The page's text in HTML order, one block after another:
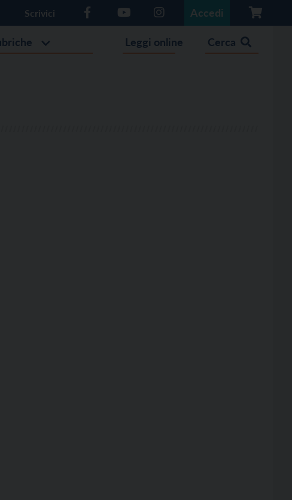
Scrivici Accedi
Leggi online Cerca